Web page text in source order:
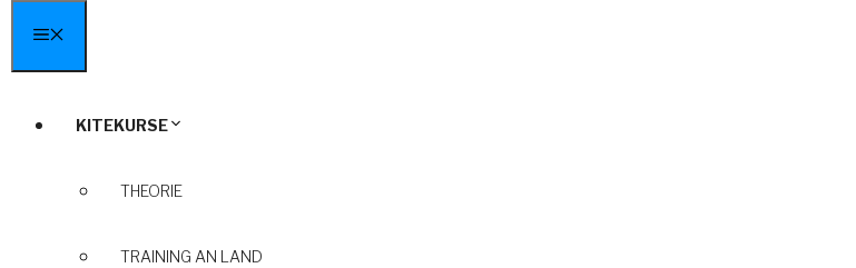
KITEKURSE
THEORIE
TRAINING AN LAND